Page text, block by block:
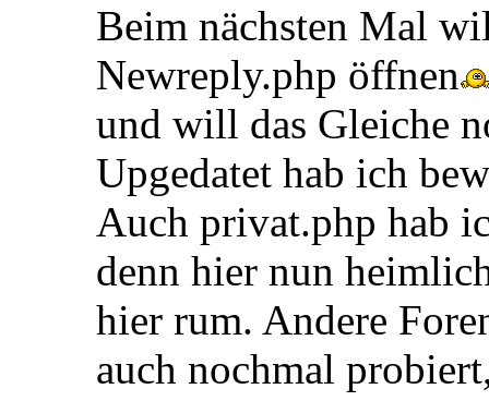
Beim nächsten Mal
Newreply.php öffnen
und will das Gleiche
Upgedatet hab ich
Auch privat.php hab
denn hier nun
hier rum. Andere
auch nochmal